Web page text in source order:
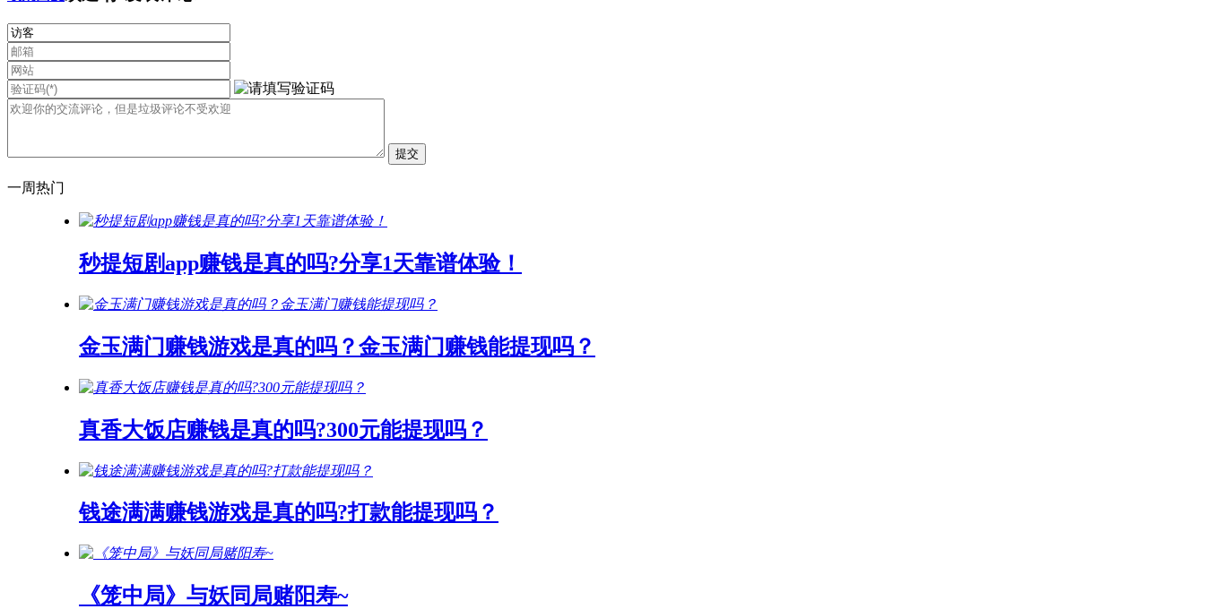
一周热门
秒提短剧app赚钱是真的吗?分享1天靠谱体验！
金玉满门赚钱游戏是真的吗？金玉满门赚钱能提现吗？
真香大饭店赚钱是真的吗?300元能提现吗？
钱途满满赚钱游戏是真的吗?打款能提现吗？
《笼中局》与妖同局赌阳寿~